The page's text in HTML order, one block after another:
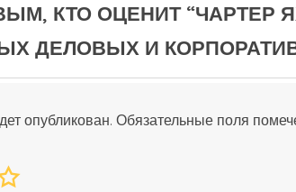
КТО ОЦЕНИТ “ЧАРТЕР
ДЕЛОВЫХ И
опубликован. Обязательные поля